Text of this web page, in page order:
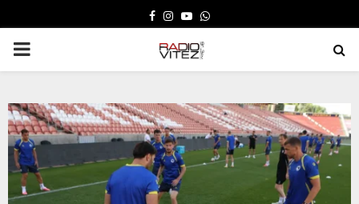
FACEBOOK
INSTAGRAM
YOUTUBE
WHATSAPP
PRIMARY